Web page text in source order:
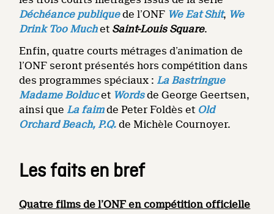
Déchéance publiquede l’ONF We Eat Shit, We
Drink Too Muchet Saint-Louis Square.
Enfin, quatre courts métrages d’animation de
l’ONF seront présentés hors compétition dans
des programmes spéciaux : La Bastringue
Madame Bolducet Wordsde George Geertsen,
ainsi que La faimde Peter Foldès et Old
Orchard Beach, P.Q. de Michèle Cournoyer.
Les faits en bref
Quatre films de l’ONF en compétition officielle